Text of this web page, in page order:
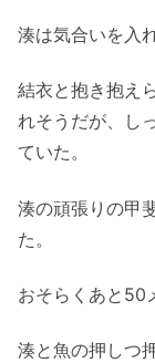
湊は気合いを入
結衣と抱き抱え
れそうだが、し
ていた。
湊の頑張りの甲
た。
おそらくあと50
湊と魚の押しつ